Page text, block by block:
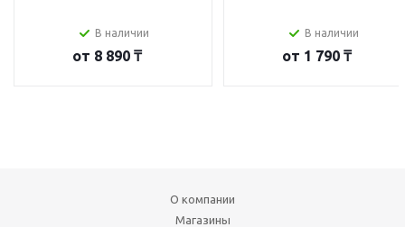
В наличии
от 8 890 ₸
В наличии
от 1 790 ₸
О компании
Магазины